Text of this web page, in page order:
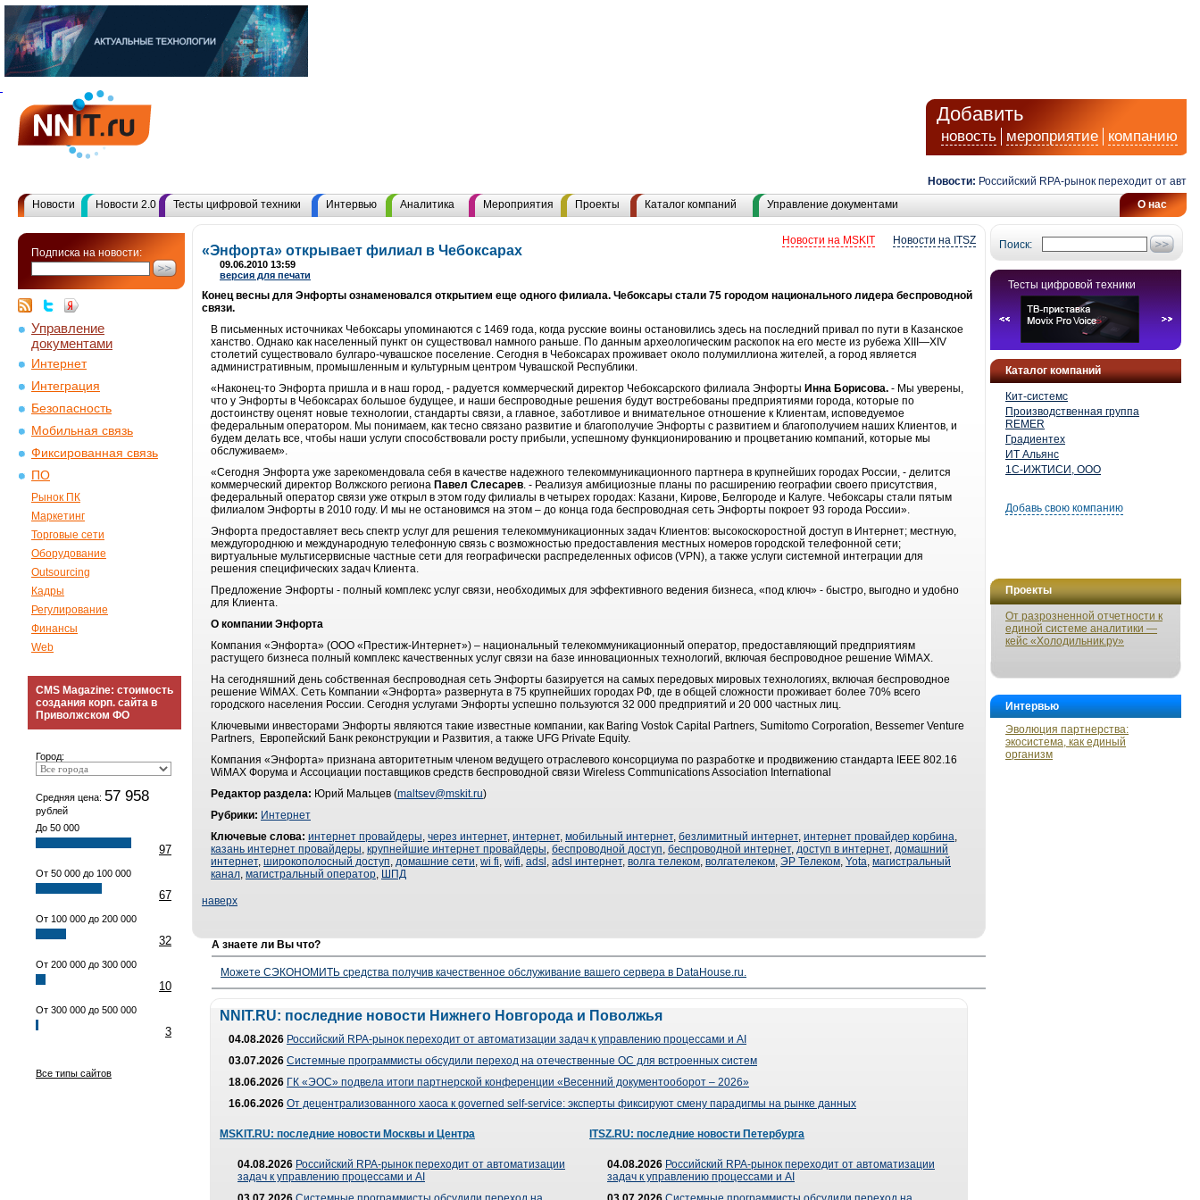
Добавить
новость мероприятие компанию
Новости: Российский RPA-рынок переходит от
О нас
Новости Новости 2.0 Тесты цифровой техники Интервью Аналитика Мероприятия Проекты Каталог компаний Управление документами
Подписка на новости:
Управление
документами
Интернет
Интеграция
Безопасность
Мобильная связь
Фиксированная связь
ПО
Рынок ПК
Маркетинг
Торговые сети
Оборудование
Outsourcing
Кадры
Регулирование
Финансы
Web
CMS Magazine: стоимость
создания корп. сайта в
Приволжском ФО
Город:
Средняя цена: 57 958
рублей
До 50 000
97
От 50 000 до 100 000
67
От 100 000 до 200 000
32
От 200 000 до 300 000
10
От 300 000 до 500 000
3
Все типы сайтов
Поиск:
Тесты цифровой техники
Каталог компаний
Кит-системс
Производственная группа
REMER
Градиентех
ИТ Альянс
1С-ИЖТИСИ, ООО
Добавь свою компанию
Проекты
От разрозненной отчетности к
единой системе аналитики —
кейс «Холодильник.ру»
Интервью
Эволюция партнерства:
экосистема, как единый
организм
Новости на ITSZ
Новости на MSKIT
«Энфорта» открывает филиал в Чебоксарах
09.06.2010 13:59
версия для печати
Конец весны для Энфорты ознаменовался открытием еще одного филиала. Чебоксары стали 75 городом национального лидера беспроводной
связи.
В письменных источниках Чебоксары упоминаются с 1469 года, когда русские воины остановились здесь на последний привал по пути в Казанское
ханство. Однако как населенный пункт он существовал намного раньше. По данным археологическим раскопок на его месте из рубежа XIII—XIV
столетий существовало булгаро-чувашское поселение. Сегодня в Чебоксарах проживает около полумиллиона жителей, а город является
административным, промышленным и культурным центром Чувашской Республики.
«Наконец-то Энфорта пришла и в наш город, - радуется коммерческий директор Чебоксарского филиала Энфорты Инна Борисова. - Мы уверены,
что у Энфорты в Чебоксарах большое будущее, и наши беспроводные решения будут востребованы предприятиями города, которые по
достоинству оценят новые технологии, стандарты связи, а главное, заботливое и внимательное отношение к Клиентам, исповедуемое
федеральным оператором. Мы понимаем, как тесно связано развитие и благополучие Энфорты с развитием и благополучием наших Клиентов, и
будем делать все, чтобы наши услуги способствовали росту прибыли, успешному функционированию и процветанию компаний, которые мы
обслуживаем».
«Сегодня Энфорта уже зарекомендовала себя в качестве надежного телекоммуникационного партнера в крупнейших городах России, - делится
коммерческий директор Волжского региона Павел Слесарев. - Реализуя амбициозные планы по расширению географии своего присутствия,
федеральный оператор связи уже открыл в этом году филиалы в четырех городах: Казани, Кирове, Белгороде и Калуге. Чебоксары стали пятым
филиалом Энфорты в 2010 году. И мы не остановимся на этом – до конца года беспроводная сеть Энфорты покроет 93 города России».
Энфорта предоставляет весь спектр услуг для решения телекоммуникационных задач Клиентов: высокоскоростной доступ в Интернет; местную,
междугороднюю и международную телефонную связь с возможностью предоставления местных номеров городской телефонной сети;
виртуальные мультисервисные частные сети для географически распределенных офисов (VPN), а также услуги системной интеграции для
решения специфических задач Клиента.
Предложение Энфорты - полный комплекс услуг связи, необходимых для эффективного ведения бизнеса, «под ключ» - быстро, выгодно и удобно
для Клиента.
О компании Энфорта
Компания «Энфорта» (ООО «Престиж-Интернет») – национальный телекоммуникационный оператор, предоставляющий предприятиям
растущего бизнеса полный комплекс качественных услуг связи на базе инновационных технологий, включая беспроводное решение WiMAX.
На сегодняшний день собственная беспроводная сеть Энфорты базируется на самых передовых мировых технологиях, включая беспроводное
решение WiMAX. Сеть Компании «Энфорта» развернута в 75 крупнейших городах РФ, где в общей сложности проживает более 70% всего
городского населения России. Сегодня услугами Энфорты успешно пользуются 32 000 предприятий и 20 000 частных лиц.
Ключевыми инвесторами Энфорты являются такие известные компании, как Baring Vostok Capital Partners, Sumitomo Corporation, Bessemer Venture
Partners, Европейский Банк реконструкции и Развития, а также UFG Private Equity.
Компания «Энфорта» признана авторитетным членом ведущего отраслевого консорциума по разработке и продвижению стандарта IEEE 802.16
WiMAX Форума и Ассоциации поставщиков средств беспроводной связи Wireless Communications Association International
Редактор раздела: Юрий Мальцев (maltsev@mskit.ru)
Рубрики: Интернет
Ключевые слова: интернет провайдеры, через интернет, интернет, мобильный интернет, безлимитный интернет, интернет провайдер корбина,
казань интернет провайдеры, крупнейшие интернет провайдеры, беспроводной доступ, беспроводной интернет, доступ в интернет, домашний
интернет, широкополосный доступ, домашние сети, wi fi, wifi, adsl , adsl интернет, волга телеком, волгателеком, ЭР Телеком, Yota, магистральный
канал, магистральный оператор, ШПД
наверх
А знаете ли Вы что?
Можете СЭКОНОМИТЬ средства получив качественное обслуживание вашего сервера в DataHouse.ru.
NNIT.RU: последние новости Нижнего Новгорода и Поволжья
04.08.2026 Российский RPA-рынок переходит от автоматизации задач к управлению процессами и AI
03.07.2026 Системные программисты обсудили переход на отечественные ОС для встроенных систем
18.06.2026 ГК «ЭОС» подвела итоги партнерской конференции «Весенний документооборот – 2026»
16.06.2026 От децентрализованного хаоса к governed self-service: эксперты фиксируют смену парадигмы на рынке данных
MSKIT.RU: последние новости Москвы и Центра
04.08.2026 Российский RPA-рынок переходит от автоматизации
задач к управлению процессами и AI
ITSZ.RU: последние новости Петербурга
04.08.2026 Российский RPA-рынок переходит от автоматизации
задач к управлению процессами и AI